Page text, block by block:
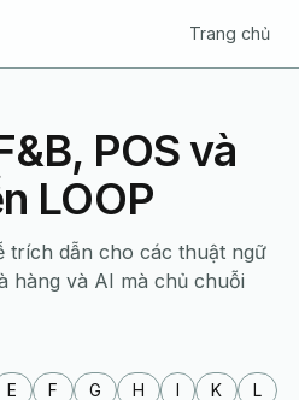
Trang chủ
POS và
LOOP
trích dẫn cho các thuật ngữ
hàng và AI mà chủ chuỗi
E F G H I K
L